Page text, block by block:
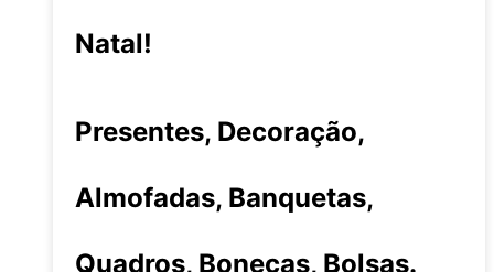
Natal!
Presentes, Decoração,
Almofadas, Banquetas,
Quadros, Bonecas, Bolsas.